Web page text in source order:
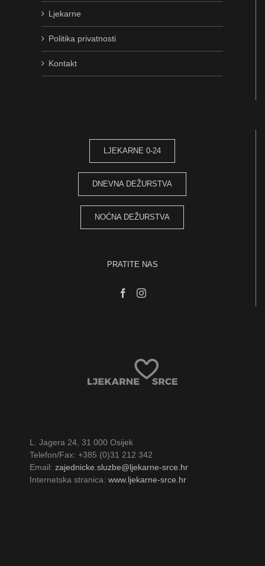
Ljekarne
Politika privatnosti
Kontakt
LJEKARNE 0-24
DNEVNA DEŽURSTVA
NOĆNA DEŽURSTVA
PRATITE NAS
L. Jagera 24, 31 000 Osijek
Telefon/Fax: +385 (0)31 212 342
Email: zajednicke.sluzbe@ljekarne-srce.hr
Internetska stranica: www.ljekarne-srce.hr